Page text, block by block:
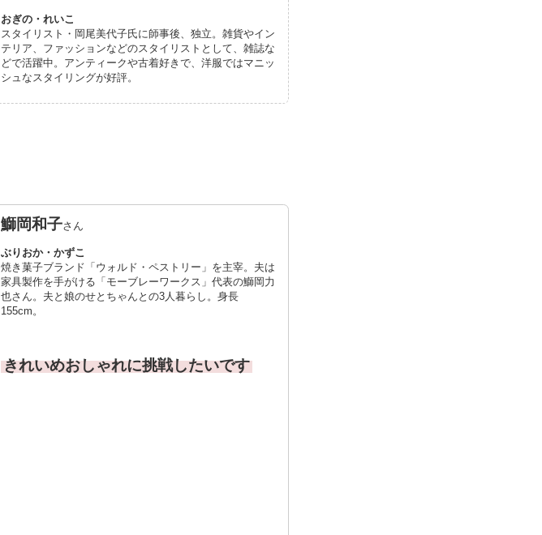
おぎの・れいこ
スタイリスト・岡尾美代子氏に師事後、独立。雑貨やイン
テリア、ファッションなどのスタイリストとして、雑誌な
どで活躍中。アンティークや古着好きで、洋服ではマニッ
シュなスタイリングが好評。
鰤岡和子さん
ぶりおか・かずこ
焼き菓子ブランド「ウォルド・ペストリー」を主宰。夫は
家具製作を手がける「モーブレーワークス」代表の鰤岡力
也さん。夫と娘のせとちゃんとの3人暮らし。身長
155cm。
きれいめおしゃれに挑戦したいです